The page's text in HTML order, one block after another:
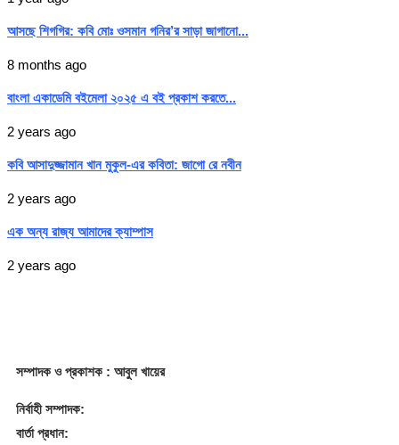
আসছে শিগগির: কবি মোঃ ওসমান গনির’র সাড়া জাগানো...
8 months ago
বাংলা একাডেমি বইমেলা ২০২৫ এ বই প্রকাশ করতে...
2 years ago
কবি আসাদুজ্জামান খান মুকুল-এর কবিতা: জাগো রে নবীন
2 years ago
এক অন্য রাজ্য আমাদের ক্যাম্পাস
2 years ago
সম্পাদকও প্রকাশক : আবুল খায়ের
নির্বাহী সম্পাদক:
বার্তা প্রধান: